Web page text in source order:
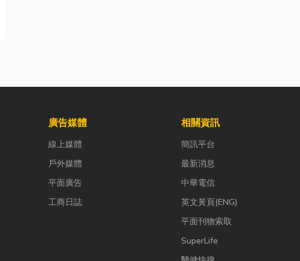
廣告媒體
線上媒體
戶外媒體
平面廣告
工商日誌
相關資訊
簡訊平台
最新消息
中華電信
英文黃頁(ENG)
平面刊物索取
SuperLife